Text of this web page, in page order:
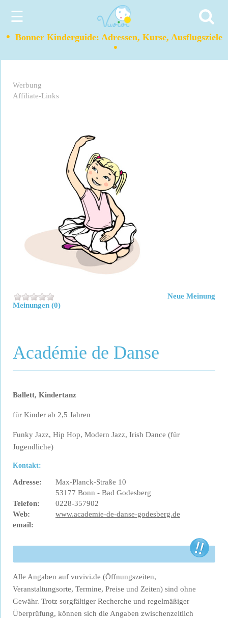
☰
• Bonner Kinderguide: Adressen, Kurse, Ausflugsziele
•
Werbung
Affiliate-Links
Meinungen (0)
Neue Meinung
Académie de Danse
Ballett, Kindertanz
für Kinder ab 2,5 Jahren
Funky Jazz, Hip Hop, Modern Jazz, Irish Dance (für
Jugendliche)
Kontakt:
Adresse:
Max-Planck-Straße 10
53177 Bonn - Bad Godesberg
Telefon:
0228-357902
Web:
www.academie-de-danse-godesberg.de
email:
Alle Angaben auf vuvivi.de (Öffnungszeiten,
Veranstaltungsorte, Termine, Preise und Zeiten) sind ohne
Gewähr. Trotz sorgfältiger Recherche und regelmäßiger
Überprüfung, können sich die Angaben zwischenzeitlich